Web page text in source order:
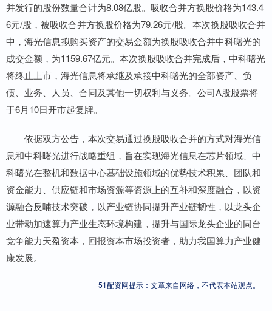
并发行的股份数量合计为8.08亿股。吸收合并方换股价格为143.4
6元/股，被吸收合并方换股价格为79.26元/股。本次换股吸收合并
中，海光信息拟购买资产的交易金额为换股吸收合并中科曙光的
成交金额，为1159.67亿元。本次换股吸收合并完成后，中科曙光
将终止上市，海光信息将承继及承接中科曙光的全部资产、负
债、业务、人员、合同及其他一切权利与义务。公司A股股票将
于6月10日开市起复牌。
依据双方公告，本次交易通过换股吸收合并的方式对海光信
息和中科曙光进行战略重组，旨在实现海光信息在芯片领域、中
科曙光在整机和数据中心基础设施领域的优势技术积累、团队和
资金能力、供应链和市场资源等资源上的互补和深度融合，以资
源融合反哺技术突破，以产业链协同提升产业链韧性，以龙头企
业带动加速算力产业生态环境构建，提升与国际龙头企业的同台
竞争能力天盈资本，回报资本市场投资者，助力我国算力产业健
康发展。
51配资网提示：文章来自网络，不代表本站观点。